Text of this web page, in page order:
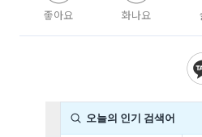
좋아요 화나요